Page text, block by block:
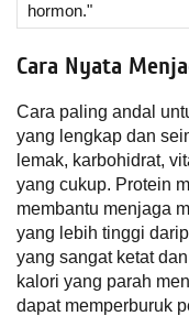
hormon."
Cara Nyata
Cara paling andal
yang lengkap dan
lemak, karbohidrat,
yang cukup. Protein
membantu menjaga
yang lebih tinggi
yang sangat ketat
kalori yang parah
dapat memperburuk